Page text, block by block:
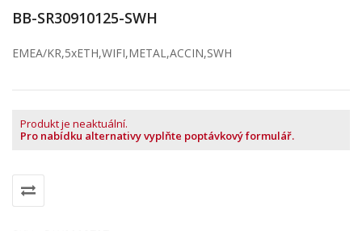
BB-SR30910125-SWH
EMEA/KR,5xETH,WIFI,METAL,ACCIN,SWH
Produkt je neaktuální.
Pro nabídku alternativy vyplňte poptávkový formulář.